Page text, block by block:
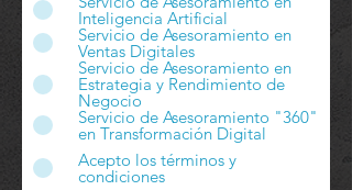
Inteligencia Artificial
Servicio de Asesoramiento en
Ventas Digitales
Servicio de Asesoramiento en
Estrategia y Rendimiento de
Negocio
Servicio de Asesoramiento "360"
en Transformación Digital
Acepto los términos y
condiciones